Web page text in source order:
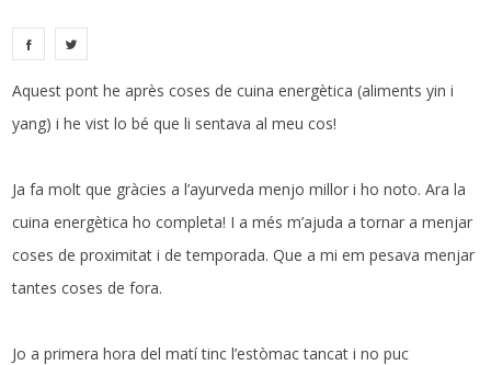
Aquest pont he après coses de cuina energètica (aliments yin i
yang) i he vist lo bé que li sentava al meu cos!
Ja fa molt que gràcies a l’ayurveda menjo millor i ho noto. Ara la
cuina energètica ho completa! I a més m’ajuda a tornar a menjar
coses de proximitat i de temporada. Que a mi em pesava menjar
tantes coses de fora.
Jo a primera hora del matí tinc l’estòmac tancat i no puc